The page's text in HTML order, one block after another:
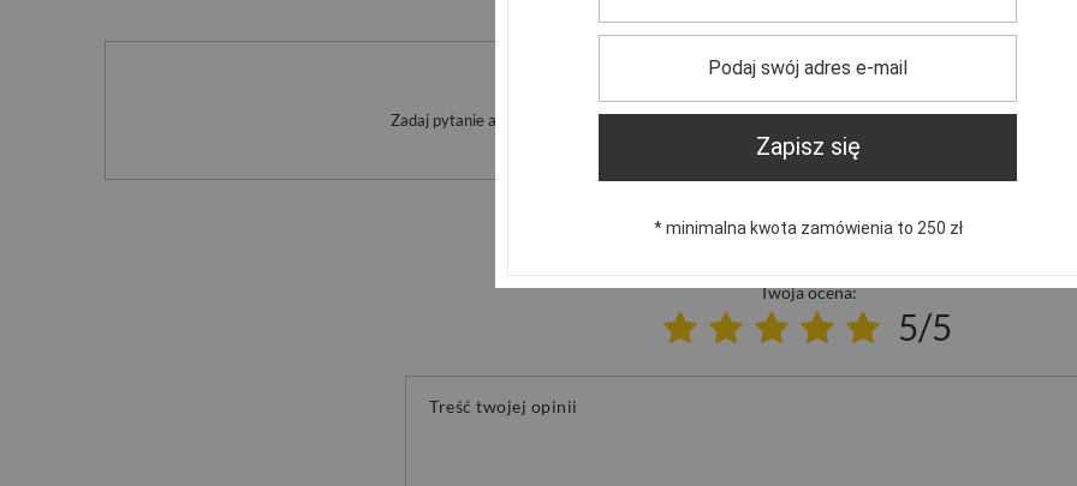
Potrzebujesz pomocy? Masz pytania?
Zadaj pytanie a my odpowiemy niezwłocznie, najciekawsze pytania i odpowiedzi
publikując dla innych.
Zadaj
NAPISZ SWOJĄ OPINIĘ
Twoja ocena:
5/5
Treść twojej opinii
Zapisz się
* minimalna kwota zamówienia to 250 zł